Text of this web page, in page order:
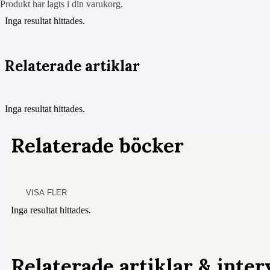
Produkt har lagts i din varukorg.
Inga resultat hittades.
Relaterade artiklar
Inga resultat hittades.
Relaterade böcker
VISA FLER
Inga resultat hittades.